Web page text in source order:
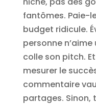
fantômes. Paie-
budget ridicule.
personne
colle son pitch.
mesurer le
commentaire
partages. Sinon,